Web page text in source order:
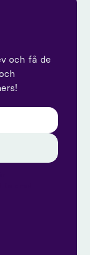
och få de